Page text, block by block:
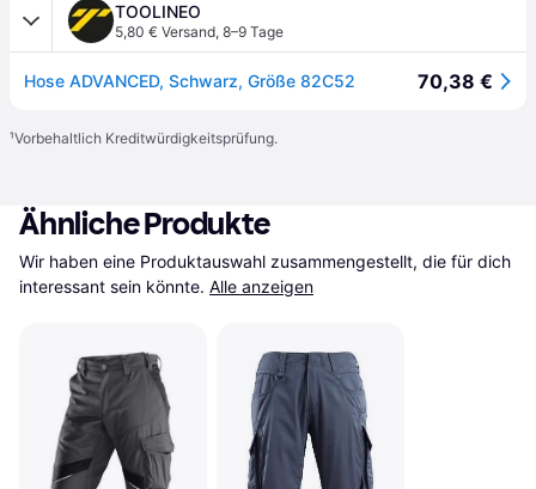
TOOLINEO
5,80 € Versand, 8–9 Tage
Hose ADVANCED, Schwarz, Größe 82C52 70,38 €
¹Vorbehaltlich Kreditwürdigkeitsprüfung.
Ähnliche Produkte
Wir haben eine Produktauswahl zusammengestellt, die für dich
interessant sein könnte. Alle anzeigen